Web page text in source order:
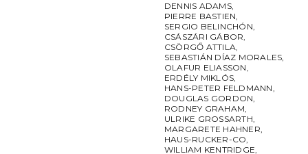
DENNIS ADAMS,
PIERRE BASTIEN,
SERGIO BELINCHÓN,
CSÁSZÁRI GÁBOR,
CSÖRGŐ ATTILA,
SEBASTIÁN DÍAZ MORALES,
OLAFUR ELIASSON,
ERDÉLY MIKLÓS,
HANS-PETER FELDMANN,
DOUGLAS GORDON,
RODNEY GRAHAM,
ULRIKE GROSSARTH,
MARGARETE HAHNER,
HAUS-RUCKER-CO,
WILLIAM KENTRIDGE,